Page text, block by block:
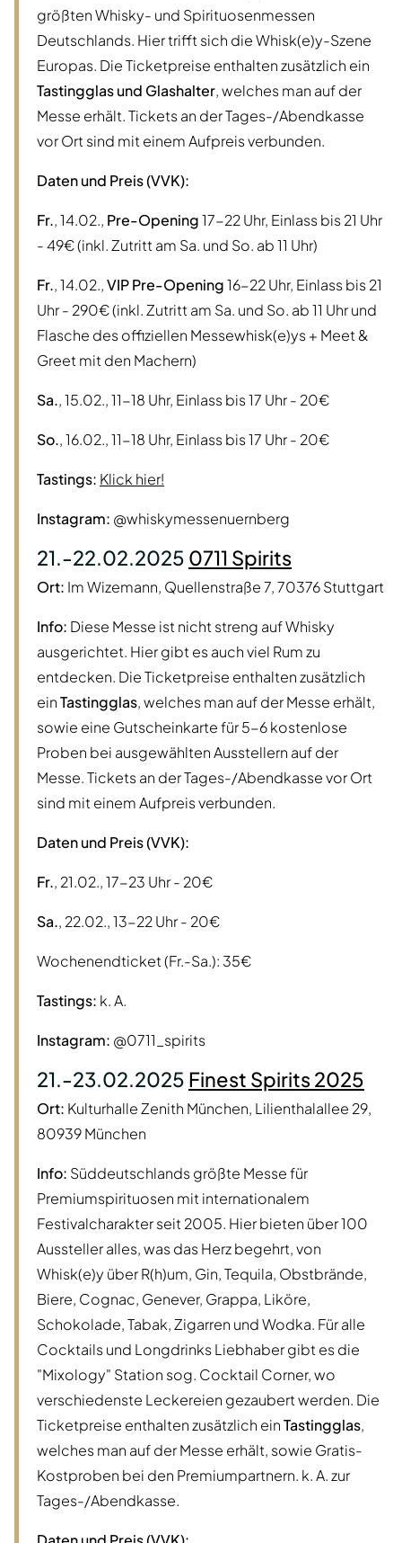
größten Whisky- und Spirituosenmessen
Deutschlands. Hier trifft sich die Whisk(e)y-Szene
Europas. Die Ticketpreise enthalten zusätzlich ein
Tastingglas und Glashalter, welches man auf der
Messe erhält. Tickets an der Tages-/Abendkasse
vor Ort sind mit einem Aufpreis verbunden.
Daten und Preis (VVK):
Fr., 14.02., Pre-Opening17-22 Uhr, Einlass bis 21 Uhr
- 49€ (inkl. Zutritt am Sa. und So. ab 11 Uhr)
Fr., 14.02.,VIP Pre-Opening16-22 Uhr, Einlass bis 21
Uhr - 290€ (inkl. Zutritt am Sa. und So. ab 11 Uhr und
Flasche des offiziellen Messewhisk(e)ys + Meet &
Greet mit den Machern)
Sa., 15.02., 11-18 Uhr, Einlass bis 17 Uhr - 20€
So., 16.02., 11-18 Uhr, Einlass bis 17 Uhr - 20€
Tastings: Klick hier!
Instagram: @whiskymessenuernberg
21.-22.02.2025 0711 Spirits
Ort: Im Wizemann, Quellenstraße 7, 70376 Stuttgart
Info: Diese Messe ist nicht streng auf Whisky
ausgerichtet. Hier gibt es auch viel Rum zu
entdecken. Die Ticketpreise enthalten zusätzlich
einTastingglas, welches man auf der Messe erhält,
sowie eine Gutscheinkarte für 5-6 kostenlose
Proben bei ausgewählten Ausstellern auf der
Messe. Tickets an der Tages-/Abendkasse vor Ort
sind mit einem Aufpreis verbunden.
Daten und Preis (VVK):
Fr., 21.02., 17-23 Uhr - 20€
Sa., 22.02., 13-22 Uhr - 20€
Wochenendticket (Fr.-Sa.): 35€
Tastings: k. A.
Instagram: @0711_spirits
21.-23.02.2025 Finest Spirits 2025
Ort: Kulturhalle Zenith München, Lilienthalallee 29,
80939 München
Info: Süddeutschlands größte Messe für
Premiumspirituosen mit internationalem
Festivalcharakter seit 2005. Hier bieten über 100
Aussteller alles, was das Herz begehrt, von
Whisk(e)y über R(h)um, Gin, Tequila, Obstbrände,
Biere, Cognac, Genever, Grappa, Liköre,
Schokolade, Tabak, Zigarren und Wodka. Für alle
Cocktails und Longdrinks Liebhaber gibt es die
"Mixology" Station sog. Cocktail Corner, wo
verschiedenste Leckereien gezaubert werden. Die
Ticketpreise enthalten zusätzlich einTastingglas,
welches man auf der Messe erhält, sowie Gratis-
Kostproben bei den Premiumpartnern. k. A. zur
Tages-/Abendkasse.